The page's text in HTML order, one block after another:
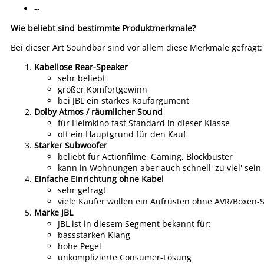
--
Wie beliebt sind bestimmte Produktmerkmale?
Bei dieser Art Soundbar sind vor allem diese Merkmale gefragt:
Kabellose Rear-Speaker
sehr beliebt
großer Komfortgewinn
bei JBL ein starkes Kaufargument
Dolby Atmos / räumlicher Sound
für Heimkino fast Standard in dieser Klasse
oft ein Hauptgrund für den Kauf
Starker Subwoofer
beliebt für Actionfilme, Gaming, Blockbuster
kann in Wohnungen aber auch schnell 'zu viel' sein
Einfache Einrichtung ohne Kabel
sehr gefragt
viele Käufer wollen ein Aufrüsten ohne AVR/Boxen-
Marke JBL
JBL ist in diesem Segment bekannt für:
bassstarken Klang
hohe Pegel
unkomplizierte Consumer-Lösung